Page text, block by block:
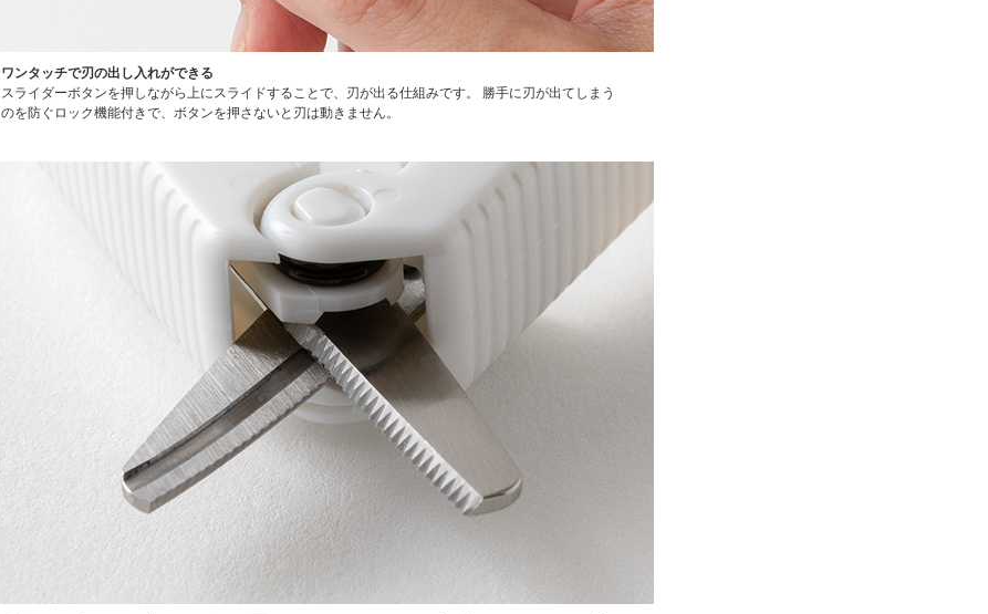
ワンタッチで刃の出し入れができる
スライダーボタンを押しながら上にスライドすることで、刃が出る仕組みです。 勝手に刃が出てしまう
のを防ぐロック機能付きで、ボタンを押さないと刃は動きません。